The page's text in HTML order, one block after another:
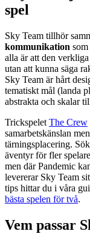
spel
Sky Team tillhör
kommunikation som
alla är att den
utan att kunna säga
Sky Team är hårt
tematiskt mål (landa
abstrakta och skalar
Trickspelet The Crew
samarbetskänslan
tärningsplacering.
äventyr för fler
men där Pandemic
levererar Sky Team
tips hittar du i våra
bästa spelen för två.
Vem passar